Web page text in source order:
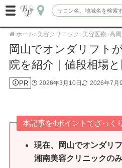
ホーム>美容クリニック >美容医療>高
岡山でオンダリフト
院を紹介｜値段相場
PR 2026年3月10日 2026年7月
本記事を4ポイントでざっく
現在、岡山でオンダリ
湘南美容クリニックの